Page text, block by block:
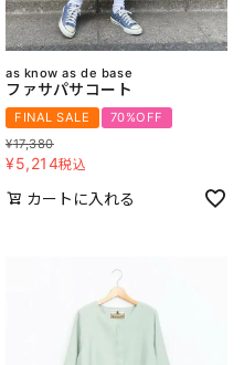
as know as de base
ファサパサコート
FINAL SALE
70%OFF
¥17,380
¥5,214税込
カートに入れる